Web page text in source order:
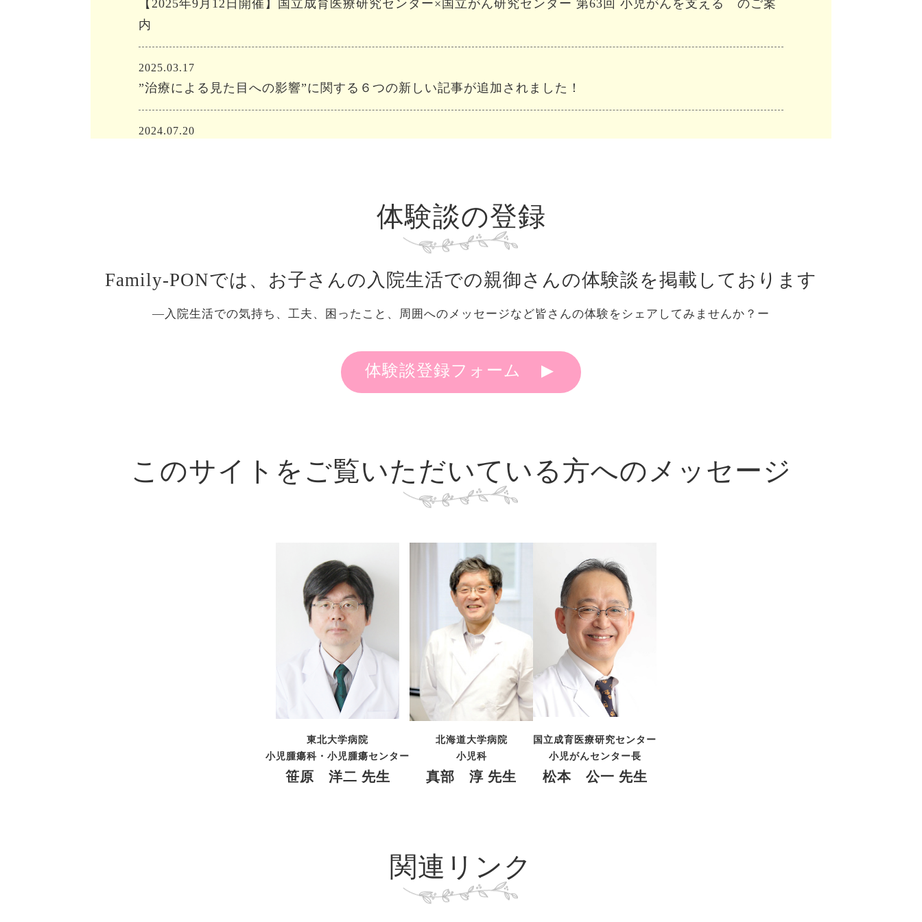
【2025年9月12日開催】国立成育医療研究センター×国立がん研究センター 第63回 小児がんを支える のご案
内
2025.03.17
”治療による見た目への影響”に関する６つの新しい記事が追加されました！
2024.07.20
こども家庭庁の事業による付き添い家族への病院実態調査、取り組み事例集が公開され、ふぁみぽんをご紹介
体験談の登録
Family-PONでは、 お子さんの入院生活での親御さんの体験談を掲載しております
―入院生活での気持ち、 工夫、困ったこと、 周囲へのメッセージなど皆さんの体験を シェアしてみませんか？ー
体験談登録フォーム
このサイトを ご覧いただいている方へのメッセージ
東北大学病院
小児腫瘍科・小児腫瘍センター
笹原 洋二 先生
北海道大学病院
小児科
真部 淳 先生
国立成育医療研究センター
小児がんセンター長
松本 公一 先生
関連リンク